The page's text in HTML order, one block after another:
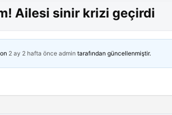
Ailesi sinir krizi geçirdi
2 ay 2 hafta önce admin tarafından güncellenmiştir.